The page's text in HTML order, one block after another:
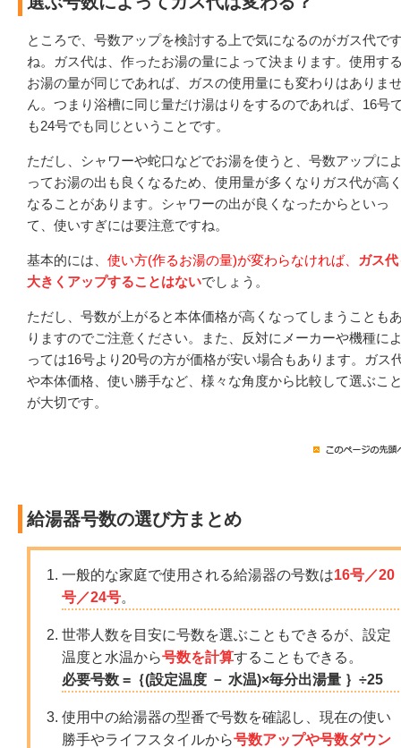
ところで、号数アップを検討する上で気になるのがガス代で
ね。ガス代は、作ったお湯の量によって決まります。使用す
お湯の量が同じであれば、ガスの使用量にも変わりはありま
ん。つまり浴槽に同じ量だけ湯はりをするのであれば、16号
も24号でも同じということです。
ただし、シャワーや蛇口などでお湯を使うと、号数アップに
ってお湯の出も良くなるため、使用量が多くなりガス代が高
なることがあります。シャワーの出が良くなったからといっ
て、使いすぎには要注意ですね。
基本的には、 使い方(作るお湯の量)が変わらなければ、
ガス
大きくアップすることはないでしょう。
ただし、号数が上がると本体価格が高くなってしまうことも
りますのでご注意ください。また、反対にメーカーや機種に
っては16号より20号の方が価格が安い場合もあります。ガス
や本体価格、使い勝手など、様々な角度から比較して選ぶこ
が大切です。
給湯器号数の選び方まとめ
一般的な家庭で使用される給湯器の号数は16号／20
号／24号。
世帯人数を目安に号数を選ぶこともできるが、設定
温度と水温から号数を計算することもできる。
必要号数 =｛(設定温度 － 水温)×毎分出湯量 ｝÷25
使用中の給湯器の型番で号数を確認し、現在の使い
勝手やライフスタイルから号数アップや号数ダウン